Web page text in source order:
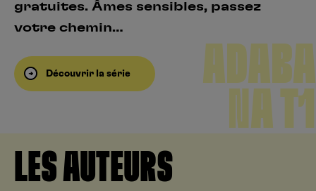
gratuites. Âmes sensibles, passez
votre chemin…
Découvrir la série
ADABA
NA T1
LES AUTEURS